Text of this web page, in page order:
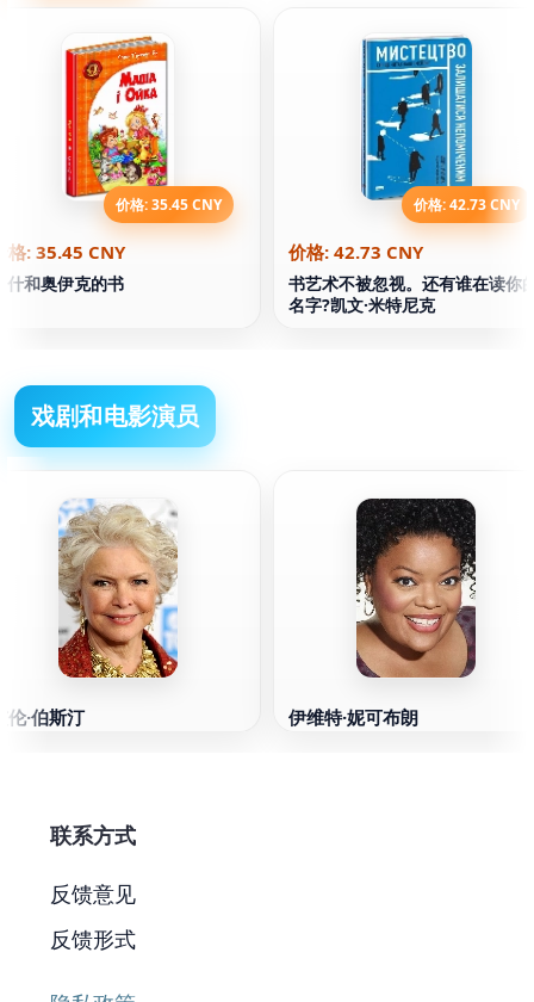
价格: 35.45 CNY
格: 35.45 CNY
什和奥伊克的书
价格: 42.73 CNY
价格: 42.73 CNY
书艺术不被忽视。还有谁在读你
名字?凯文·米特尼克
戏剧和电影演员
伦·伯斯汀 伊维特·妮可布朗
联系方式
反馈意见
反馈形式